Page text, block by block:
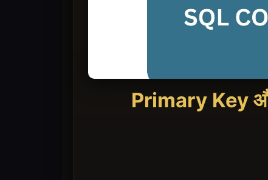
Primary Key